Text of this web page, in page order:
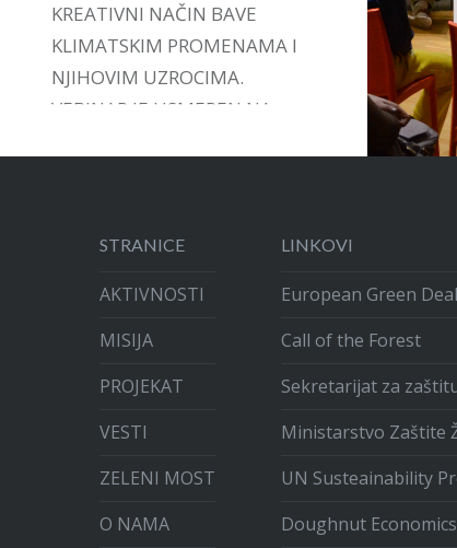
KREATIVNI NAČIN BAVE
KLIMATSKIM PROMENAMA I
NJIHOVIM UZROCIMA.
VEBINAR JE USMEREN NA
INICIJATIVA.
STRANICE
AKTIVNOSTI
MISIJA
PROJEKAT
VESTI
ZELENI MOST
O NAMA
LINKOVI
European Green Deal
Call of the Forest
Sekretarijat za
Ministarstvo Zaštite
UN Susteainability
Doughnut